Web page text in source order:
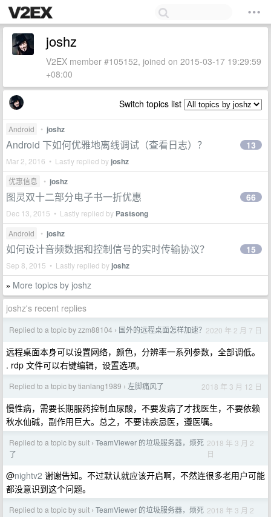
joshz
V2EX member #105152, joined on 2015-03-17 19:29:59
+08:00
Switch topics list
Android • joshz
Android 下如何优雅地离线调试（查看日志）？
Mar 2, 2016 • Lastly replied by joshz
13
优惠信息 • joshz
图灵双十二部分电子书一折优惠
Dec 13, 2015 • Lastly replied by Pastsong
66
Android • joshz
如何设计音频数据和控制信号的实时传输协议？
Sep 8, 2015 • Lastly replied by joshz
15
» More topics by joshz
joshz's recent replies
Replied to a topic by zzm88104 › 国外的远程桌面怎样加速？ 2020 年 2 月 7 日
远程桌面本身可以设置网络，颜色，分辨率一系列参数，全部调低。
. rdp 文件可以右键编辑，设置选项。
Replied to a topic by tianlang1989 › 左脚痛风了 2018 年 3 月 12 日
慢性病，需要长期服药控制血尿酸，不要发病了才找医生，不要依赖
秋水仙碱，副作用巨大。总之，不要讳疾忌医，遵医嘱。
Replied to a topic by suit › TeamViewer 的垃圾服务器，烦死
了
2018 年 3 月 2
日
@nightv2 谢谢告知。不过默认就应该开启啊，不然连很多老用户可能
都没意识到这个问题。
Replied to a topic by suit › TeamViewer 的垃圾服务器，烦死 2018 年 3 月 2